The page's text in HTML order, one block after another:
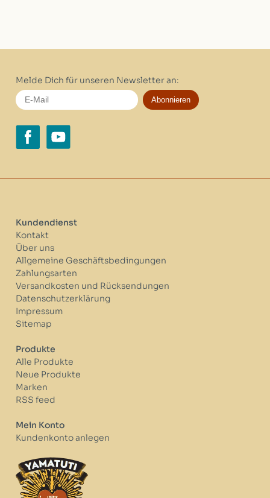
Melde Dich für unseren Newsletter an:
Abonnieren
Kundendienst
Kontakt
Über uns
Allgemeine Geschäftsbedingungen
Zahlungsarten
Versandkosten und Rücksendungen
Datenschutzerklärung
Impressum
Sitemap
Produkte
Alle Produkte
Neue Produkte
Marken
RSS feed
Mein Konto
Kundenkonto anlegen